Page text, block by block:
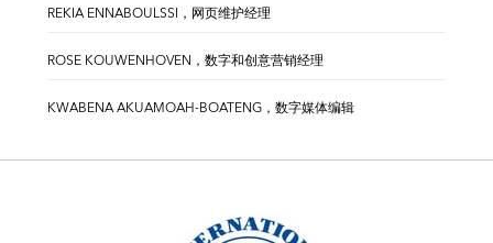
REKIA ENNABOULSSI，网页维护经理
ROSE KOUWENHOVEN，数字和创意营销经理
KWABENA AKUAMOAH-BOATENG，数字媒体编辑